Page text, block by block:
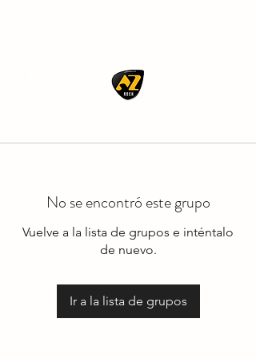
No se encontró este grupo
Vuelve a la lista de grupos e inténtalo
de nuevo.
Ir a la lista de grupos